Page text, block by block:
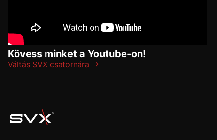
Kövess minket a Youtube-on!
Váltás SVX csatornára